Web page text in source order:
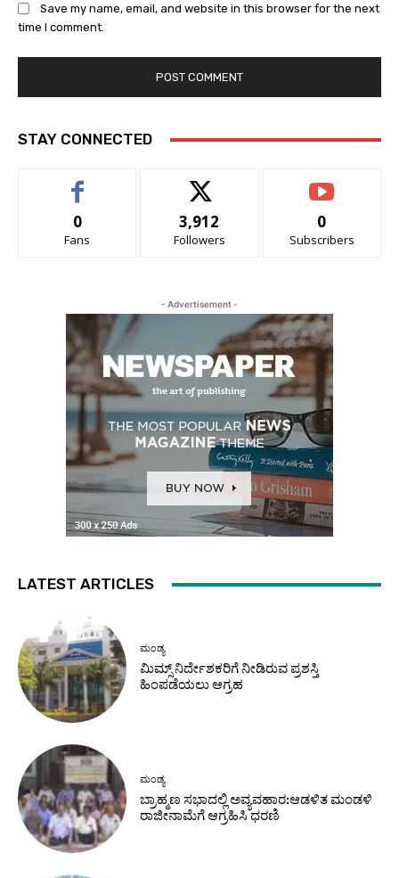
Save my name, email, and website in this browser for the next
time I comment.
STAY CONNECTED
0
Fans
3,912
Followers
0
Subscribers
- Advertisement -
LATEST ARTICLES
ಮಂಡ್ಯ
ಮಿಮ್ಸ್ ನಿರ್ದೇಶಕರಿಗೆ ನೀಡಿರುವ ಪ್ರಶಸ್ತಿ
ಹಿಂಪಡೆಯಲು ಆಗ್ರಹ
ಮಂಡ್ಯ
ಬ್ರಾಹ್ಮಣ ಸಭಾದಲ್ಲಿ ಅವ್ಯವಹಾರ:ಆಡಳಿತ ಮಂಡಳಿ
ರಾಜೀನಾಮೆಗೆ ಆಗ್ರಹಿಸಿ ಧರಣಿ